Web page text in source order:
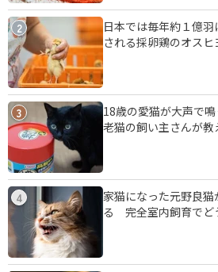
2
日本では毎年約１億
される採卵鶏のオスヒ
3
18歳の愛猫が大声で
老猫の飼い主さんが教
4
家猫になった元野良
る 完全室内飼育でど